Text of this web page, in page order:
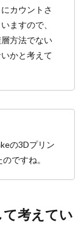
カウントさ
ますので、
方法でない
かと考えて
の3Dプリン
ですね。
考えてい